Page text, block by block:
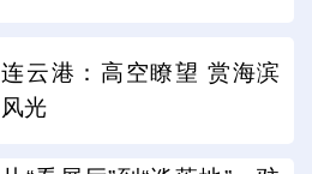
连云港：高空瞭望 赏海滨
风光